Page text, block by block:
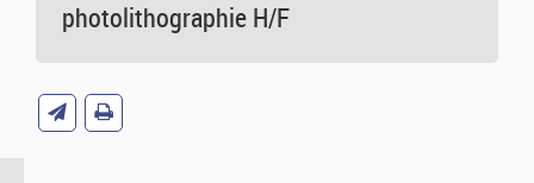
photolithographie H/F